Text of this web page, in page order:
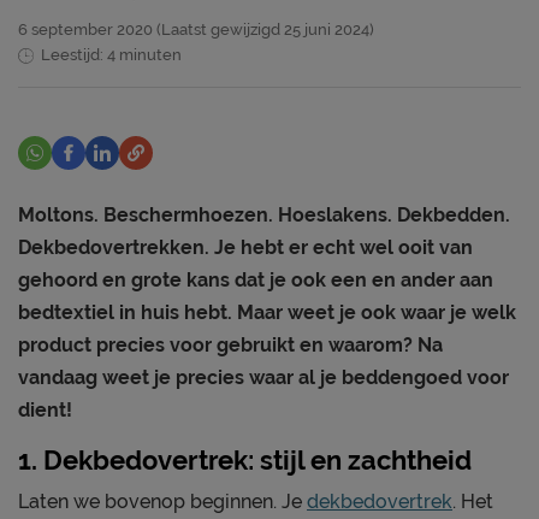
6 september 2020 (Laatst gewijzigd 25 juni 2024)
Leestijd: 4 minuten
Moltons. Beschermhoezen. Hoeslakens. Dekbedden.
Dekbedovertrekken. Je hebt er echt wel ooit van
gehoord en grote kans dat je ook een en ander aan
bedtextiel in huis hebt. Maar weet je ook waar je welk
product precies voor gebruikt en waarom? Na
vandaag weet je precies waar al je beddengoed voor
dient!
1. Dekbedovertrek: stijl en zachtheid
Laten we bovenop beginnen. Je dekbedovertrek. Het